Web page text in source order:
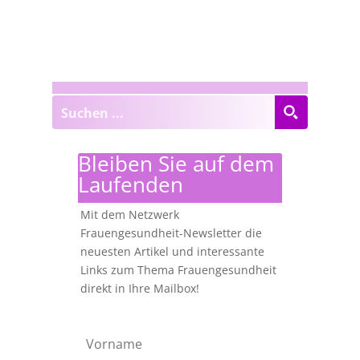
Bleiben Sie auf dem
Laufenden
Mit dem Netzwerk
Frauengesundheit-Newsletter die
neuesten Artikel und interessante
Links zum Thema Frauengesundheit
direkt in Ihre Mailbox!